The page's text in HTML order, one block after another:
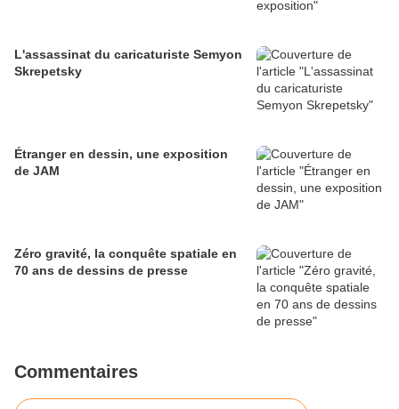
L'assassinat du caricaturiste Semyon
Skrepetsky
Étranger en dessin, une exposition
de JAM
Zéro gravité, la conquête spatiale en
70 ans de dessins de presse
Commentaires